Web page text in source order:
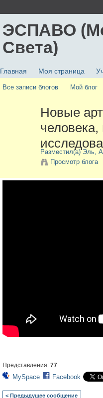
ЭСПАВО
Света)
Главная Моя страница
Все записи блогов Мой блог
Новые
Разместил(а)Эль,
Просмотр блога
Представления: 77
MySpace Facebook
< Предыдущее сообщение